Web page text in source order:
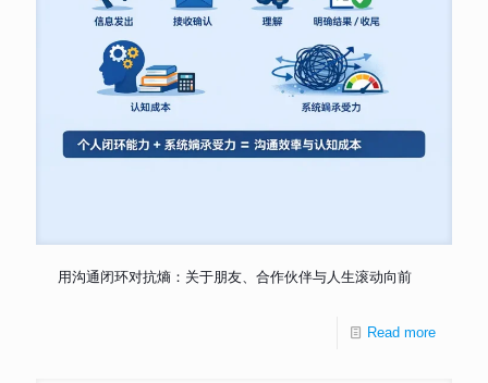
用沟通闭环对抗熵：关于朋友、合作伙伴与人生滚动向前
Read more